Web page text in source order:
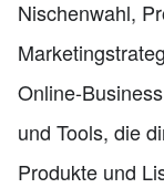
Nischenwahl,
Online-
und Tools, die
Produkte und